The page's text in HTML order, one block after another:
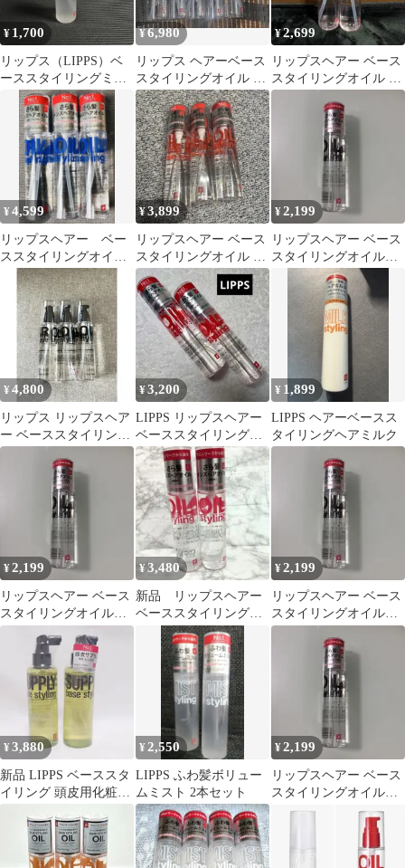
¥ 1,700
リップス（LIPPS）ベ
ーススタイリングミス
ト（ボリューム）アッ
プル&ホワイト
¥6,980
リップス ヘアーベース
スタイリングオイル 5
本セット
¥2,699
リップスヘアー ベース
スタイリングオイル 無
香料100ml 2本セット
¥4,599
リップスヘアー ベー
ススタイリングオイル
（青）ダメージ
100ml ３本セット
¥3,899
リップスヘアー ベース
スタイリングオイル 無
香料
¥2,199
リップスヘアー ベース
スタイリングオイル
100ml
¥ 4,800
リップス リップスヘア
ー ベーススタイリング
オイル 3本セット
¥3,200
LIPPS リップスヘアー
ベーススタイリングオ
イル 2本
¥ 1,899
LIPPS ヘアーベースス
タイリングヘアミルク
¥2,199
リップスヘアー ベース
スタイリングオイル
100ml 未開封
¥3,480
新品 リップスヘアー
ベーススタイリングオ
イル 赤 無香料 2
本セット
¥2,199
リップスヘアー ベース
スタイリングオイル
100ml 未使用
¥3,880
新品 LIPPS ベーススタ
イリング 頭皮用化粧水
ヘッドサプリ 150ml×2
¥ 2,550
LIPPS ふわ髪ボリュー
ムミスト 2本セット
¥2,199
リップスヘアー ベース
スタイリングオイル
100ml 新品